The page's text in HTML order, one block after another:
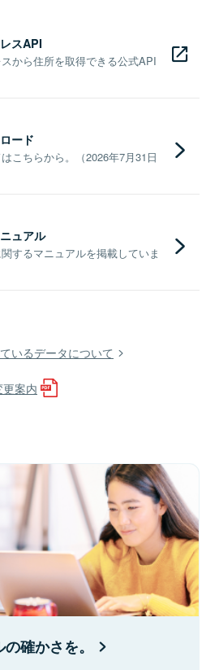
スAPI
から住所を取得できる公式API
ード
こちらから。（2026年7月31日
ュアル
するマニュアルを掲載していま
いるデータについて
案内
確かさを。